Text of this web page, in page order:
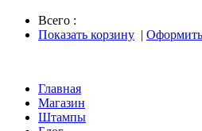
Всего :
Показать корзину | Оформить
Главная
Магазин
Штампы